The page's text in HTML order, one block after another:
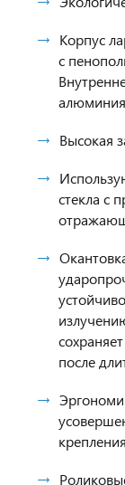
Корпус
с
алюминия
Высокая
стекла с
после
крепления